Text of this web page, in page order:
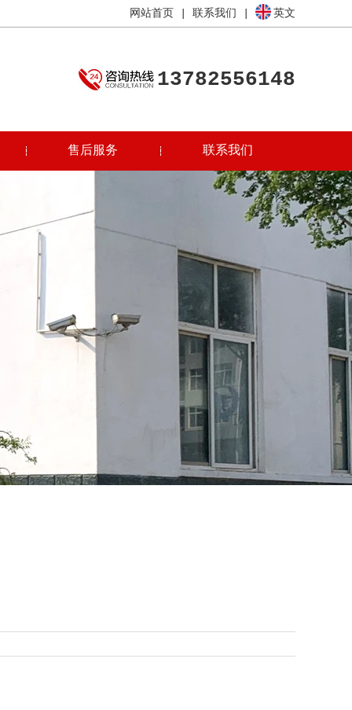
网站首页 联系我们 英文
13782556148
售后服务 联系我们